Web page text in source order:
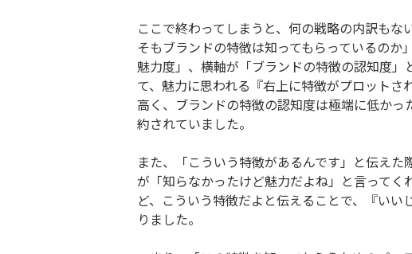
ここで終わってしまうと、何の戦略の内訳も
そもブランドの特徴は知ってもらっているの
魅力度」、横軸が「ブランドの特徴の認知度
て、魅力に思われる『右上に特徴がプロット
高く、ブランドの特徴の認知度は極端に低か
約されていました。
また、「こういう特徴があるんです」と伝え
が「知らなかったけど魅力だよね」と言って
ど、こういう特徴だよと伝えることで、『い
りました。